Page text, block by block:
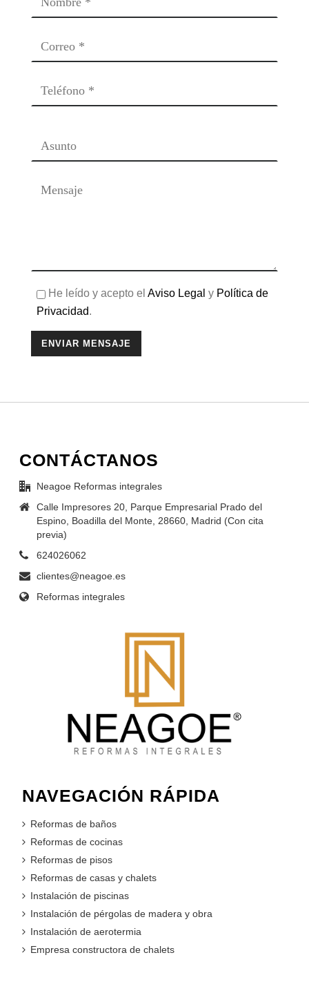
He leído y acepto el Aviso Legal y Política de
Privacidad.
CONTÁCTANOS
Neagoe Reformas integrales
Calle Impresores 20, Parque Empresarial Prado del
Espino, Boadilla del Monte, 28660, Madrid (Con cita
previa)
624026062
clientes@neagoe.es
Reformas integrales
NAVEGACIÓN RÁPIDA
Reformas de baños
Reformas de cocinas
Reformas de pisos
Reformas de casas y chalets
Instalación de piscinas
Instalación de pérgolas de madera y obra
Instalación de aerotermia
Empresa constructora de chalets